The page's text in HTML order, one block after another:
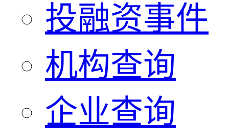
投融资事件
机构查询
企业查询